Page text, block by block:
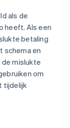
als de
heeft. Als een
betaling
schema en
mislukte
om
tijdelijk